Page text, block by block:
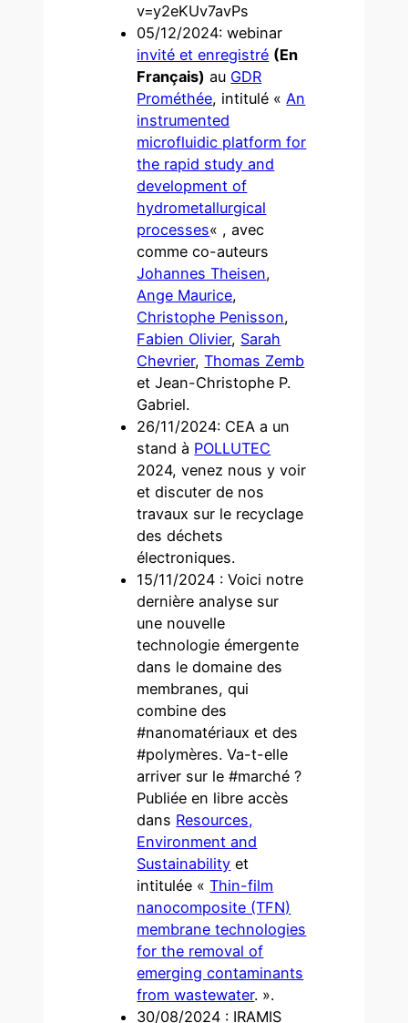
v=y2eKUv7avPs
05/12/2024: webinar
invité et enregistré (En
Français) au GDR
Prométhée, intitulé «An
instrumented
microfluidic platform for
the rapid study and
development of
hydrometallurgical
processes« , avec
comme co-auteurs
Johannes Theisen,
Ange Maurice,
Christophe Penisson,
Fabien Olivier, Sarah
Chevrier,Thomas Zemb
et Jean-Christophe P.
Gabriel.
26/11/2024: CEA a un
stand à POLLUTEC
2024, venez nous y voir
et discuter de nos
travaux sur le recyclage
des déchets
électroniques.
15/11/2024 : Voici notre
dernière analyse sur
une nouvelle
technologie émergente
dans le domaine des
membranes, qui
combine des
#nanomatériaux et des
#polymères. Va-t-elle
arriver sur le #marché ?
Publiée en libre accès
dans Resources,
Environment and
Sustainability et
intitulée «Thin-film
nanocomposite (TFN)
membrane technologies
for the removal of
emerging contaminants
from wastewater. ».
30/08/2024 : IRAMIS